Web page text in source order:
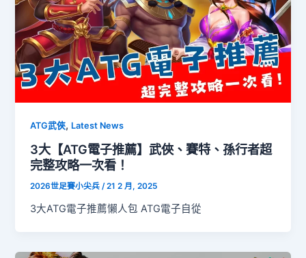
ATG武俠, Latest News
3大【ATG電子推薦】武俠、賽特、孫行者超
完整攻略一次看！
2026世足賽小尖兵/21 2 月, 2025
3大ATG電子推薦懶人包 ATG電子自從